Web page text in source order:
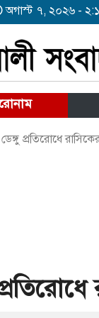
অগাস্ট ৭, ২০২৬ -
প্রতিরোধে